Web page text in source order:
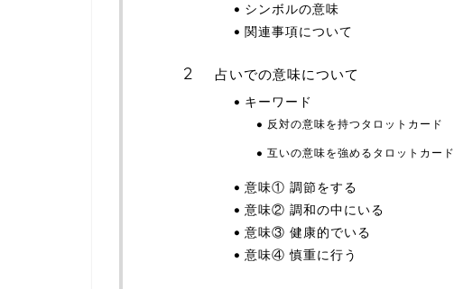
シンボルの意味
関連事項について
占いでの意味について
キーワード
反対の意味を持つタロットカード
互いの意味を強めるタロットカード
意味① 調節をする
意味② 調和の中にいる
意味③ 健康的でいる
意味④ 慎重に行う